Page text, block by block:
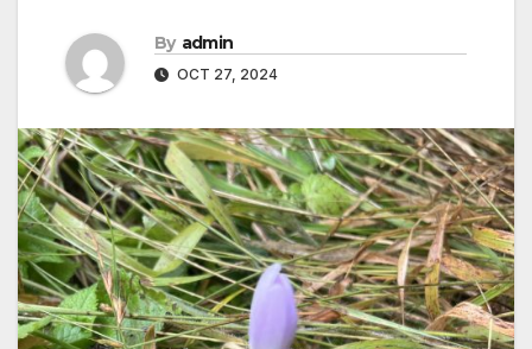
By admin
OCT 27, 2024